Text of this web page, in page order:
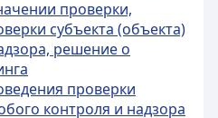
проверки,
субъекта (объекта)
решение о
проверки
контроля и надзора